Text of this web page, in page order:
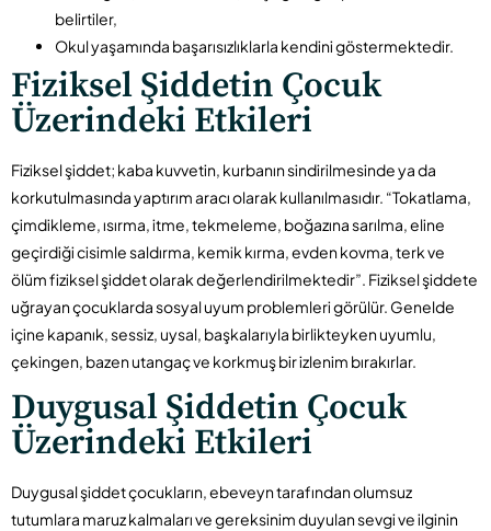
belirtiler,
Okul yaşamında başarısızlıklarla kendini göstermektedir.
Fiziksel Şiddetin Çocuk
Üzerindeki Etkileri
Fiziksel şiddet; kaba kuvvetin, kurbanın sindirilmesinde ya da
korkutulmasında yaptırım aracı olarak kullanılmasıdır. “Tokatlama,
çimdikleme, ısırma, itme, tekmeleme, boğazına sarılma, eline
geçirdiği cisimle saldırma, kemik kırma, evden kovma, terk ve
ölüm fiziksel şiddet olarak değerlendirilmektedir”. Fiziksel şiddete
uğrayan çocuklarda sosyal uyum problemleri görülür. Genelde
içine kapanık, sessiz, uysal, başkalarıyla birlikteyken uyumlu,
çekingen, bazen utangaç ve korkmuş bir izlenim bırakırlar.
Duygusal Şiddetin Çocuk
Üzerindeki Etkileri
Duygusal şiddet çocukların, ebeveyn tarafından olumsuz
tutumlara maruz kalmaları ve gereksinim duyulan sevgi ve ilginin